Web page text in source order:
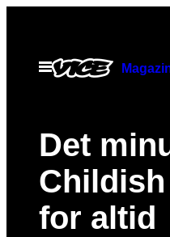
indhold
Åbn
Menu
Det
for altid